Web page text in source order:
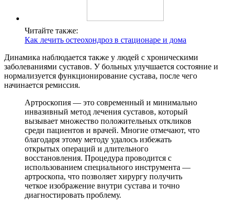
Читайте также:
Как лечить остеохондроз в стационаре и дома
Динамика наблюдается также у людей с хроническими
заболеваниями суставов. У больных улучшается состояние и
нормализуется функционирование сустава, после чего
начинается ремиссия.
Артроскопия — это современный и минимально
инвазивный метод лечения суставов, который
вызывает множество положительных откликов
среди пациентов и врачей. Многие отмечают, что
благодаря этому методу удалось избежать
открытых операций и длительного
восстановления. Процедура проводится с
использованием специального инструмента —
артроскопа, что позволяет хирургу получить
четкое изображение внутри сустава и точно
диагностировать проблему.